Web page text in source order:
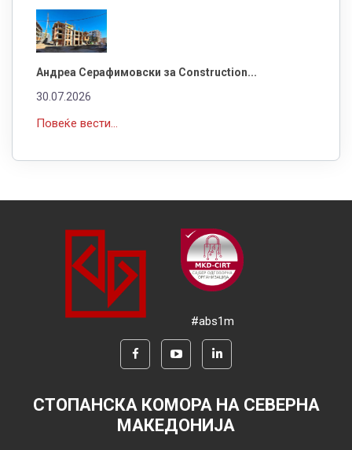
Андреа Серафимовски за Construction...
30.07.2026
Повеќе вести...
#abs1m
СТОПАНСКА КОМОРА НА СЕВЕРНА
МАКЕДОНИЈА